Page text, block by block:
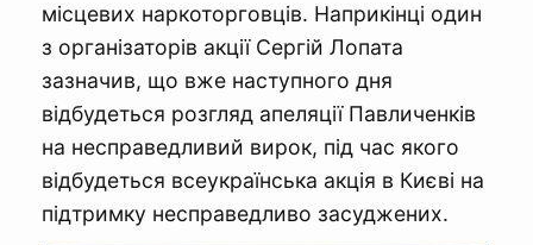
місцевих наркоторговців. Наприкінці один
з організаторів акції Сергій Лопата
зазначив, що вже наступного дня
відбудеться розгляд апеляції Павличенків
на несправедливий вирок, під час якого
відбудеться всеукраїнська акція в Києві на
підтримку несправедливо засуджених.